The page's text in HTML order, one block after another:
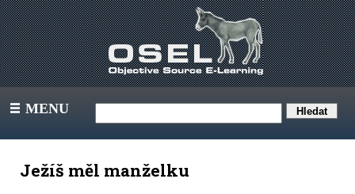
III MENU
Ježíš měl manželku